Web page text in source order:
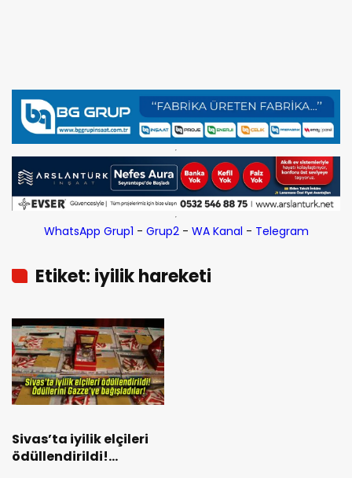
WhatsApp Grup1 - Grup2- WA Kanal - Telegram
Etiket: iyilik hareketi
Sivas’ta iyilik elçileri
ödüllendirildi!